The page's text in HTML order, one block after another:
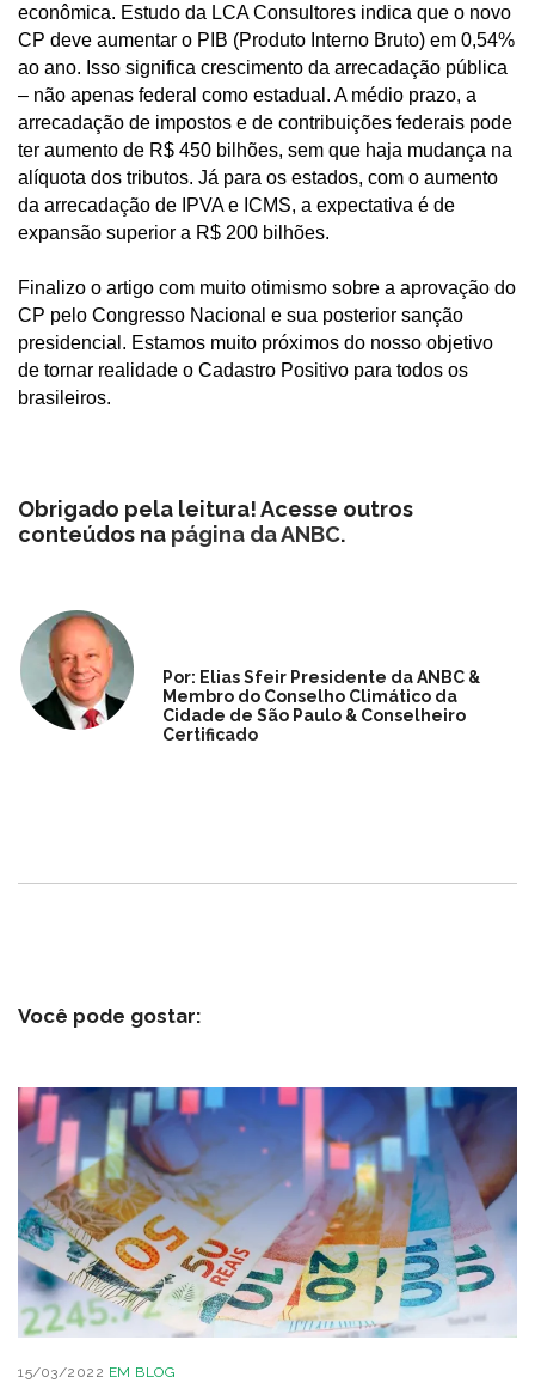
econômica. Estudo da LCA Consultores indica que o novo
CP deve aumentar o PIB (Produto Interno Bruto) em 0,54%
ao ano. Isso significa crescimento da arrecadação pública
– não apenas federal como estadual. A médio prazo, a
arrecadação de impostos e de contribuições federais pode
ter aumento de R$ 450 bilhões, sem que haja mudança na
alíquota dos tributos. Já para os estados, com o aumento
da arrecadação de IPVA e ICMS, a expectativa é de
expansão superior a R$ 200 bilhões.
Finalizo o artigo com muito otimismo sobre a aprovação do
CP pelo Congresso Nacional e sua posterior sanção
presidencial. Estamos muito próximos do nosso objetivo
de tornar realidade o Cadastro Positivo para todos os
brasileiros.
Obrigado pela leitura! Acesse outros
conteúdos na página da ANBC.
Por: Elias Sfeir Presidente da ANBC &
Membro do Conselho Climático da
Cidade de São Paulo & Conselheiro
Certificado
Você pode gostar:
15/03/2022 EM BLOG